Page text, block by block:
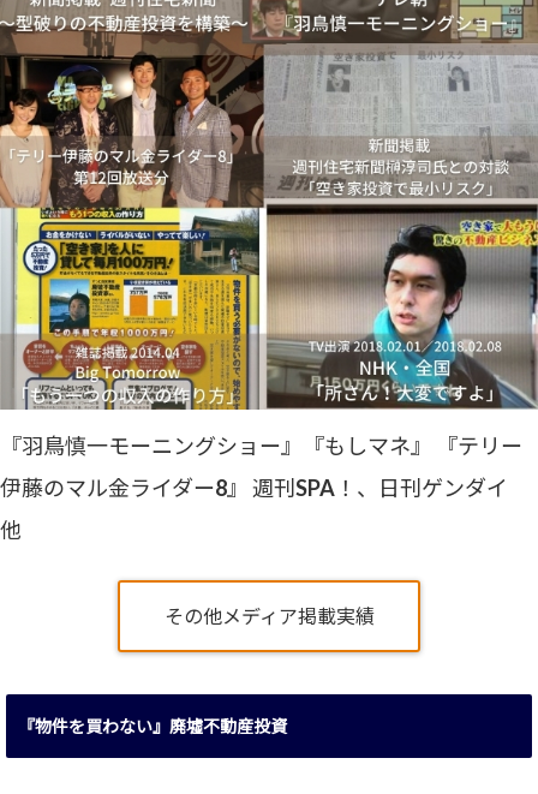
『羽鳥慎一モーニングショー』『もしマネ』 『テリー
伊藤のマル金ライダー8』 週刊SPA！、日刊ゲンダイ
他
その他メディア掲載実績
『物件を買わない』廃墟不動産投資